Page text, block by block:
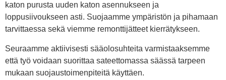
katon purusta uuden katon asennukseen ja
loppusiivoukseen asti. Suojaamme ympäristön ja pihamaan
tarvittaessa sekä viemme remonttijätteet kierrätykseen.
Seuraamme aktiivisesti sääolosuhteita varmistaaksemme
että työ voidaan suorittaa sateettomassa säässä tarpeen
mukaan suojaustoimenpiteitä käyttäen.